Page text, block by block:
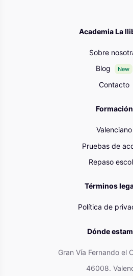
Academia La
Sobre
Blog
New
Contacto
Formación
Valenciano
Pruebas de
Repaso
Términos
Política de
Dónde
Gran Vía Fernando el
46008.